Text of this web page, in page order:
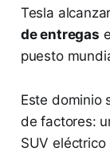
Tesla
de entregas
puesto
Este dominio
de factores:
SUV